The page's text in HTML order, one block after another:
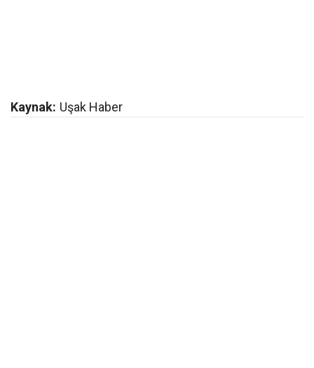
Kaynak: Uşak Haber